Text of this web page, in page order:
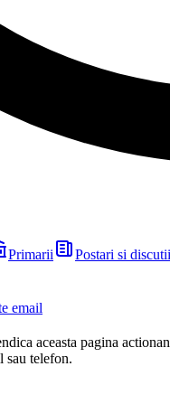
Primarii Postari si discutii
email
aceasta pagina
sau telefon.